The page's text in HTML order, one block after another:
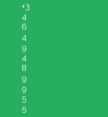
+3
4
6
4
9
4
8
9
9
5
5